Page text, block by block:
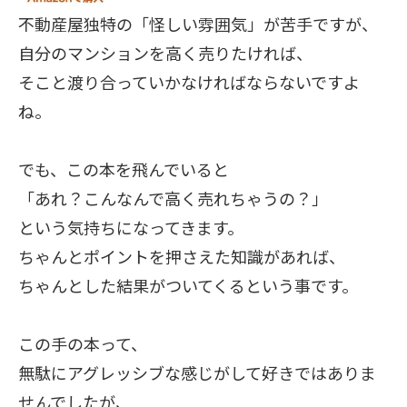
不動産屋独特の「怪しい雰囲気」が苦手ですが、
自分のマンションを高く売りたければ、
そこと渡り合っていかなければならないですよ
ね。
でも、この本を飛んでいると
「あれ？こんなんで高く売れちゃうの？」
という気持ちになってきます。
ちゃんとポイントを押さえた知識があれば、
ちゃんとした結果がついてくるという事です。
この手の本って、
無駄にアグレッシブな感じがして好きではありま
せんでしたが、